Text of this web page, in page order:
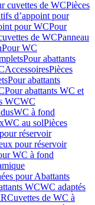
cuvettes de WCPièces
d’appoint pour
pour WCPour
de WCPanneau
Pour WC
Pour abattants
AccessoiresPièces
Pour abattants
Pour abattants WC et
WCWC
WC à fond
WC au solPièces
réservoir
pour réservoir
WC à fond
pour Abattants
WCWC adaptés
Cuvettes de WC à